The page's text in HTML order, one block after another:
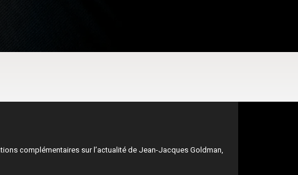
complémentaires sur l’actualité de Jean-Jacques Goldman,